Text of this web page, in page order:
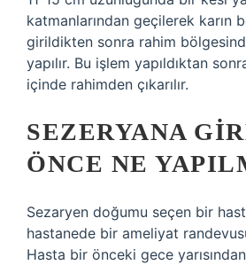
katmanlarından geçilerek karın
girildikten sonra rahim
yapılır. Bu işlem yapıldıktan
içinde rahimden çıkarılır.
SEZERYANA
ÖNCE NE
Sezaryen doğumu seçen bir
hastanede bir ameliyat
Hasta bir önceki gece